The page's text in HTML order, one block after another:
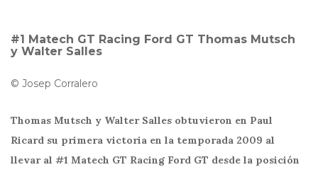
#1 Matech GT Racing Ford GT Thomas Mutsch
y Walter Salles
© Josep Corralero
Thomas Mutsch y Walter Salles obtuvieron en Paul
Ricard su primera victoria en la temporada 2009 al
llevar al #1 Matech GT Racing Ford GT desde la posición